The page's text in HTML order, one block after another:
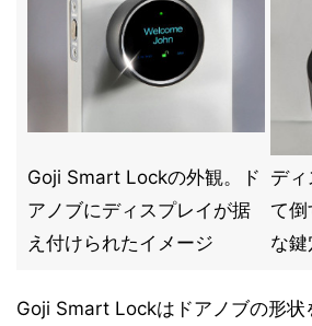
Goji Smart Lockの外観。ド
アノブにディスプレイが据
え付けられたイメージ
デ
て
な
Goji Smart Lockはドアノブの形状